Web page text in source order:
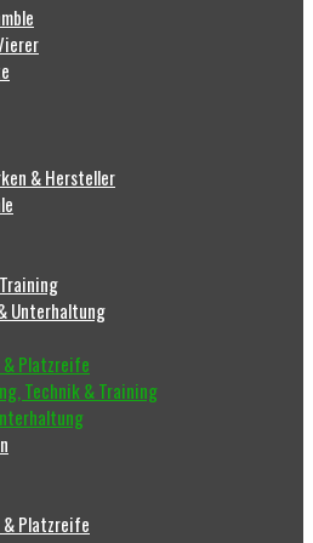
& Hersteller
Unterhaltung
Platzreife
Technik & Training
Platzreife